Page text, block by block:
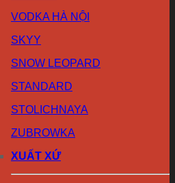
VODKA HÀ NỘI
SKYY
SNOW LEOPARD
STANDARD
STOLICHNAYA
ZUBROWKA
XUẤT XỨ